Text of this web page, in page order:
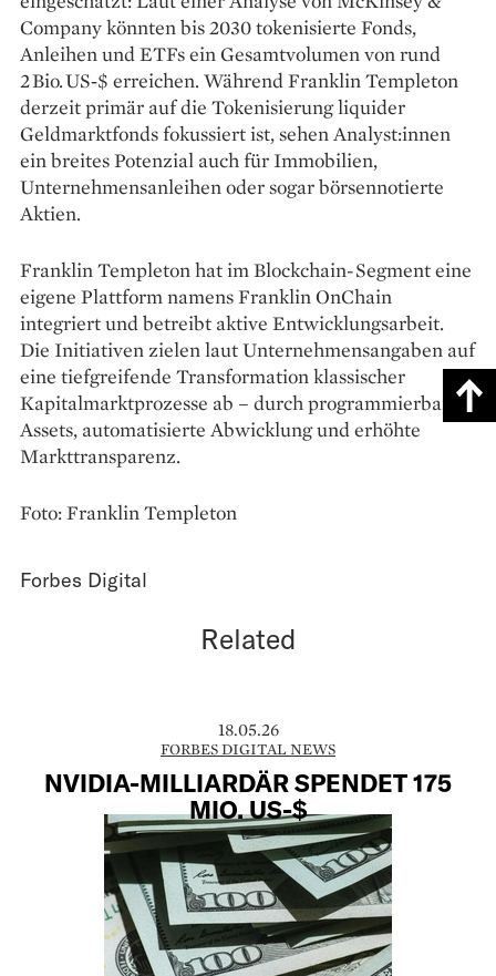
Company könnten bis 2030 tokenisierte Fonds,
Anleihen und ETFs ein Gesamtvolumen von rund
2 Bio. US‑$ erreichen. Während Franklin Templeton
derzeit primär auf die Tokenisierung liquider
Geldmarktfonds fokussiert ist, sehen Analyst:innen
ein breites Potenzial auch für Immobilien,
Unternehmensanleihen oder sogar börsennotierte
Aktien.
Franklin Templeton hat im Blockchain-Segment eine
eigene Plattform namens Franklin OnChain
integriert und betreibt aktive Entwicklungsarbeit.
Die Initiativen zielen laut Unternehmensangaben auf
eine tiefgreifende Transformation klassischer
Kapitalmarktprozesse ab – durch programmierbare
Assets, automatisierte Abwicklung und erhöhte
Markttransparenz.
Foto: Franklin Templeton
Forbes Digital
Related
18.05.26
FORBES DIGITAL NEWS
NVIDIA-MILLIARDÄR SPENDET 175
MIO. US-$